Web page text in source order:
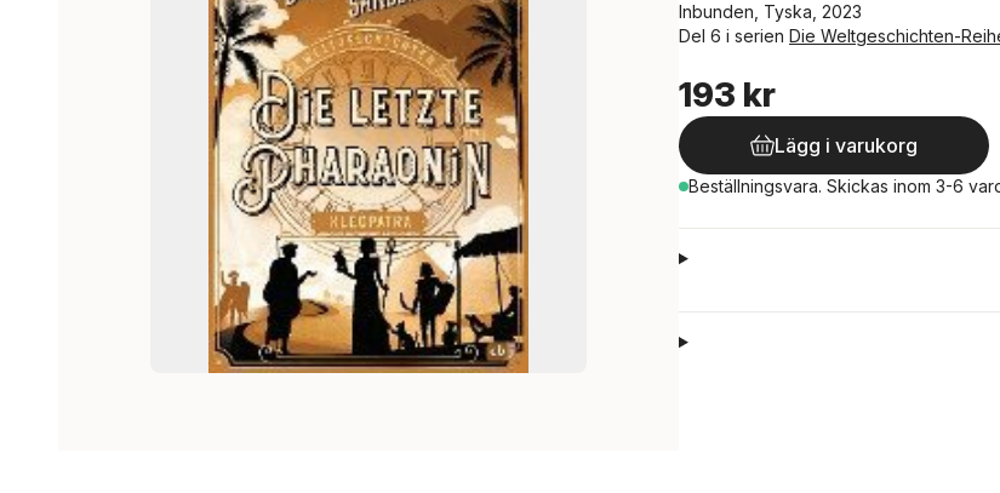
Inbunden, Tyska, 2023
Del 6 i serien Die Weltgeschichten-
193 kr
Lägg i varukorg
Beställningsvara. Skickas inom 3-6